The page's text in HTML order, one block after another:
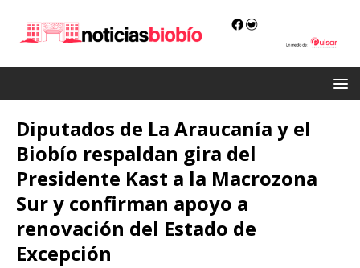
Diputados de La Araucanía y el
Biobío respaldan gira del
Presidente Kast a la Macrozona
Sur y confirman apoyo a
renovación del Estado de
Excepción